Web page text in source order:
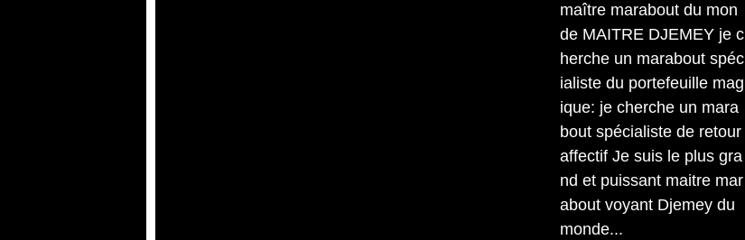
maître marabout du mon
de MAITRE DJEMEY je c
herche un marabout spéc
ialiste du portefeuille mag
ique: je cherche un mara
bout spécialiste de retour
affectif Je suis le plus gra
nd et puissant maitre mar
about voyant Djemey du
monde...